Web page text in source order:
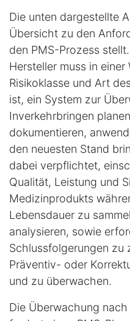
Die unten dargestellte
Übersicht zu den
den PMS-Prozess
Hersteller muss in
Risikoklasse und Art
ist, ein System zur
Inverkehrbringen
dokumentieren,
den neuesten Stand
dabei verpflichtet,
Qualität, Leistung und
Medizinprodukts
Lebensdauer zu
analysieren, sowie
Schlussfolgerungen zu
Präventiv- oder
und zu überwachen.
Die Überwachung